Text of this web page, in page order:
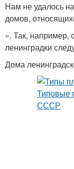
Нам не удалось
домов,
». Так, например,
ленинградки
Дома